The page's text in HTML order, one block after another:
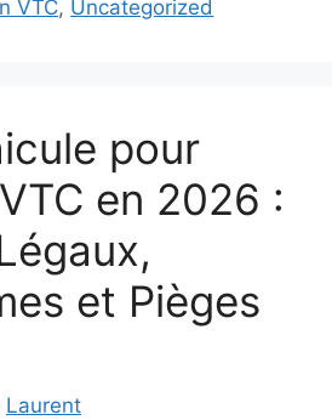
VTC, Uncategorized
pour
en 2026 :
et Pièges
Laurent